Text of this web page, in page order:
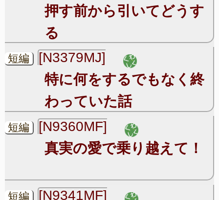
押す前から引いてどうす
る
短編 [N3379MJ]
特に何をするでもなく終
わっていた話
短編 [N9360MF]
真実の愛で乗り越えて！
短編 [N9341MF]